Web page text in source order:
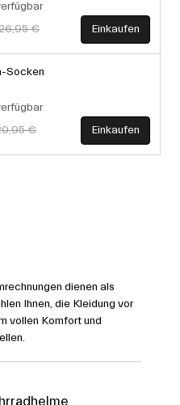
reduced from
€to Einkaufen
Socken
reduced from
€to Einkaufen
dienen als
Ihnen, die Kleidung vor
vollen Komfort und